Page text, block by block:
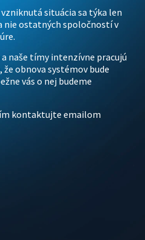
situácia sa týka len
nie ostatných spoločností v
naše tímy intenzívne pracujú
že obnova systémov bude
vás o nej budeme
kontaktujte emailom